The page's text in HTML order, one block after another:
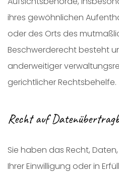
ihres gewöhnlichen
oder des Orts des
Beschwerderecht besteht
anderweitiger
gerichtlicher Rechtsbehelfe.
Recht auf
Sie haben das Recht,
Ihrer Einwilligung oder in